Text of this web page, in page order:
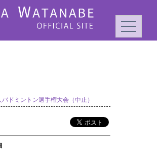
ドミントン選手権大会（中止）